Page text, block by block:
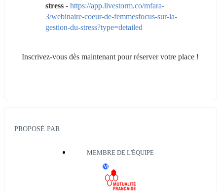
stress - https://app.livestorm.co/mfara-
3/webinaire-coeur-de-femmesfocus-sur-la-
gestion-du-stress?type=detailed
Inscrivez-vous dès maintenant pour réserver votre place !
PROPOSÉ PAR
MEMBRE DE L'ÉQUIPE
M